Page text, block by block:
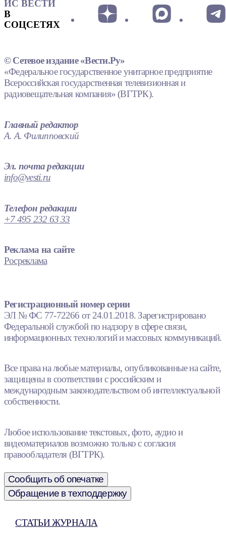
ИС ВЕСТИ
В
СОЦСЕТЯХ
© Сетевое издание «Вести.Ру»
«Федеральное государственное унитарное предприятие
Всероссийская государственная телевизионная и
радиовещательная компания» (ВГТРК).
Главный редактор
А. А. Филипповский
Эл. почта редакции
info@vesti.ru
Телефон редакции
+7 495 232 63 33
Реклама на сайте
Росреклама
Регистрационный номер серии
ЭЛ № ФС 77-72266 от 24.01.2018. Зарегистрировано
Федеральной службой по надзору в сфере связи,
информационных технологий и массовых коммуникаций.
Все права на любые материалы, опубликованные на сайте,
защищены в соответствии с российским и
международным законодательством об интеллектуальной
собственности.
Любое использование текстовых, фото, аудио и
видеоматериалов возможно только с согласия
правообладателя (ВГТРК).
Сообщить об опечатке
Обращение в техподдержку
СТАТЬИ ЖУРНАЛА